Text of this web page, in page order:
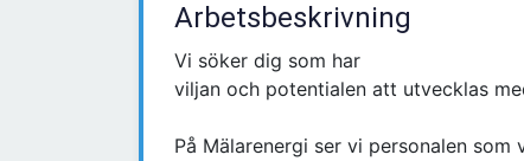
Arbetsbeskrivning
Vi söker dig som har
viljan och potentialen att utvecklas
På Mälarenergi ser vi personalen